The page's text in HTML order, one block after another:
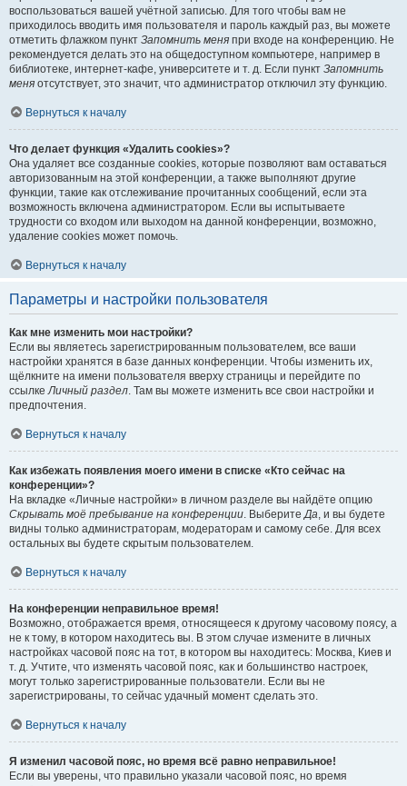
воспользоваться вашей учётной записью. Для того чтобы вам не
приходилось вводить имя пользователя и пароль каждый раз, вы можете
отметить флажком пункт Запомнить меня при входе на конференцию. Не
рекомендуется делать это на общедоступном компьютере, например в
библиотеке, интернет-кафе, университете и т. д. Если пункт Запомнить
меня отсутствует, это значит, что администратор отключил эту функцию.
Вернуться к началу
Что делает функция «Удалить cookies»?
Она удаляет все созданные cookies, которые позволяют вам оставаться
авторизованным на этой конференции, а также выполняют другие
функции, такие как отслеживание прочитанных сообщений, если эта
возможность включена администратором. Если вы испытываете
трудности со входом или выходом на данной конференции, возможно,
удаление cookies может помочь.
Вернуться к началу
Параметры и настройки пользователя
Как мне изменить мои настройки?
Если вы являетесь зарегистрированным пользователем, все ваши
настройки хранятся в базе данных конференции. Чтобы изменить их,
щёлкните на имени пользователя вверху страницы и перейдите по
ссылкеЛичный раздел. Там вы можете изменить все свои настройки и
предпочтения.
Вернуться к началу
Как избежать появления моего имени в списке «Кто сейчас на
конференции»?
На вкладке «Личные настройки» в личном разделе вы найдёте опцию
Скрывать моё пребывание на конференции. ВыберитеДа, и вы будете
видны только администраторам, модераторам и самому себе. Для всех
остальных вы будете скрытым пользователем.
Вернуться к началу
На конференции неправильное время!
Возможно, отображается время, относящееся к другому часовому поясу, а
не к тому, в котором находитесь вы. В этом случае измените в личных
настройках часовой пояс на тот, в котором вы находитесь: Москва, Киев и
т. д. Учтите, что изменять часовой пояс, как и большинство настроек,
могут только зарегистрированные пользователи. Если вы не
зарегистрированы, то сейчас удачный момент сделать это.
Вернуться к началу
Я изменил часовой пояс, но время всё равно неправильное!
Если вы уверены, что правильно указали часовой пояс, но время